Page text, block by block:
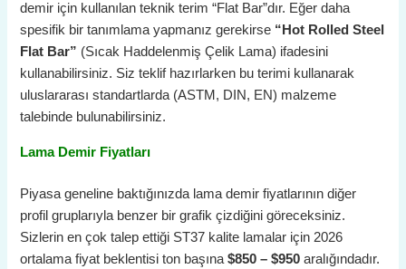
demir için kullanılan teknik terim “Flat Bar”dır. Eğer daha
spesifik bir tanımlama yapmanız gerekirse “Hot Rolled Steel
Flat Bar” (Sıcak Haddelenmiş Çelik Lama) ifadesini
kullanabilirsiniz. Siz teklif hazırlarken bu terimi kullanarak
uluslararası standartlarda (ASTM, DIN, EN) malzeme
talebinde bulunabilirsiniz.
Lama Demir Fiyatları
Piyasa geneline baktığınızda lama demir fiyatlarının diğer
profil gruplarıyla benzer bir grafik çizdiğini göreceksiniz.
Sizlerin en çok talep ettiği ST37 kalite lamalar için 2026
ortalama fiyat beklentisi ton başına$850 – $950 aralığındadır.